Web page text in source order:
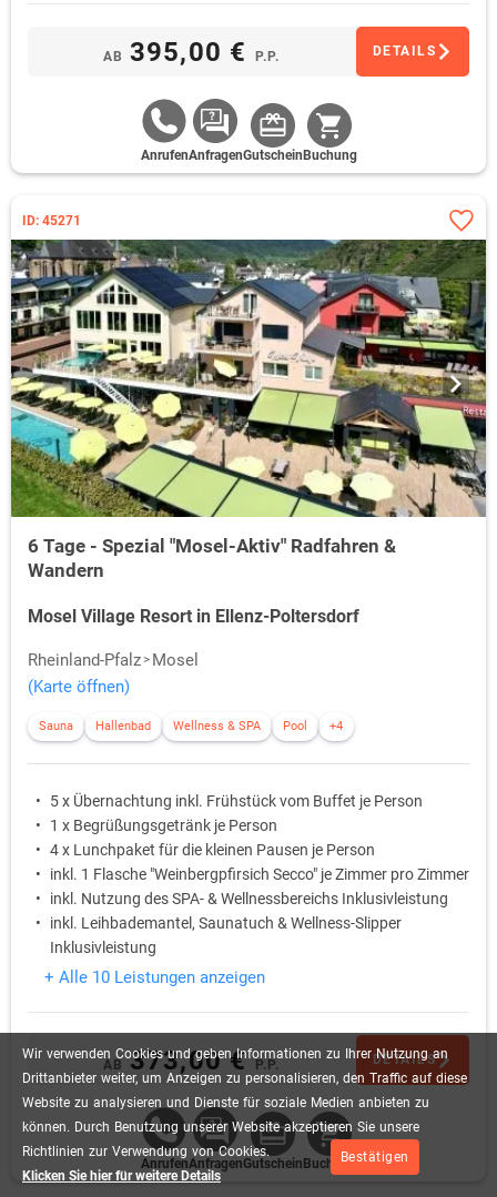
Wir verwenden Cookies und geben Informationen zu Ihrer Nutzung an
Drittanbieter weiter, um Anzeigen zu personalisieren, den Traffic auf diese
Website zu analysieren und Dienste für soziale Medien anbieten zu
können. Durch Benutzung unserer Website akzeptieren Sie unsere
Richtlinien zur Verwendung von Cookies.
Klicken Sie hier für weitere Details
Bestätigen
AB 395,00 € P.P. DETAILS
AnrufenAnfragenGutschein Buchung
ID: 45271
6 Tage - Spezial "Mosel-Aktiv" Radfahren &
Wandern
Mosel Village Resort in Ellenz-Poltersdorf
Rheinland-Pfalz
Mosel
(Karte öffnen)
Sauna Hallenbad Wellness & SPA Pool +4
5 x Übernachtung inkl. Frühstück vom Buffet je Person
1 x Begrüßungsgetränk je Person
4 x Lunchpaket für die kleinen Pausen je Person
inkl. 1 Flasche "Weinbergpfirsich Secco" je Zimmer pro Zimmer
inkl. Nutzung des SPA- & Wellnessbereichs Inklusivleistung
inkl. Leihbademantel, Saunatuch & Wellness-Slipper
Inklusivleistung
+ Alle 10 Leistungen anzeigen
AB 373,00 €P.P. DETAILS
AnrufenAnfragenGutschein Buchung